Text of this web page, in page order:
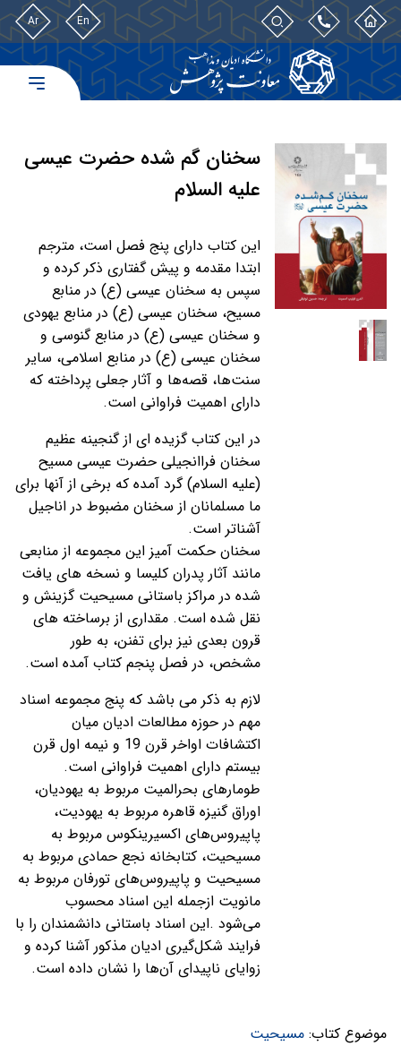
En
Ar
سخنان گم شده حضرت عيسی
عليه السلام
این کتاب دارای پنج فصل است، مترجم
ابتدا مقدمه و پیش گفتاری ذکر کرده و
سپس به سخنان عیسی (ع) در منابع
مسیح، سخنان عیسی (ع) در منابع یهودی
و سخنان عیسی (ع) در منابع گنوسی و
سخنان عیسی (ع) در منابع اسلامی، سایر
سنت‌ها، قصه‌ها و آثار جعلی پرداخته که
دارای اهمیت فراوانی است.
در این کتاب گزیده ای از گنجینه عظیم
سخنان فراانجیلی حضرت عیسی مسیح
(علیه السلام) گرد آمده که برخی از آنها برای
ما مسلمانان از سخنان مضبوط در اناجیل
آشناتر است.
سخنان حکمت آمیز این مجموعه از منابعی
مانند آثار پدران کلیسا و نسخه های یافت
شده در مراکز باستانی مسیحیت گزینش و
نقل شده است. مقداری از برساخته های
قرون بعدی نیز برای تفنن، به طور
مشخص، در فصل پنجم کتاب آمده است.
لازم به ذکر می باشد که پنج مجموعه اسناد
مهم در حوزه مطالعات ادیان میان
اکتشافات اواخر قرن 19 و نیمه اول قرن
بیستم دارای اهمیت فراوانی است.
طومارهای بحرالمیت مربوط به یهودیان،
اوراق گنیزه قاهره مربوط به یهودیت،
پاپیروس‌های اکسیرینکوس مربوط به
مسیحیت، کتابخانه نجع حمادی مربوط به
مسیحیت و پاپیروس‌های تورفان مربوط به
مانویت ازجمله این اسناد محسوب
می‌شود .این اسناد باستانی دانشمندان را با
فرایند شکل‌گیری ادیان مذکور آشنا کرده و
زوایای ناپیدای آن‌ها را نشان داده است.
موضوع کتاب: مسیحیت